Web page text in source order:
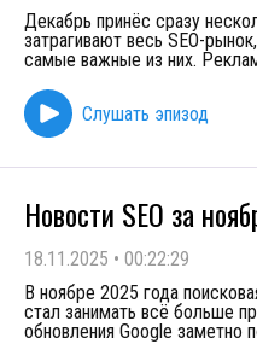
Декабрь принёс сразу
затрагивают весь SEO-
самые важные из них.
Слушать эпизод
Новости SEO за
18.11.2025 • 00:22:29
В ноябре 2025 года
стал занимать всё больше
обновления Google заметно